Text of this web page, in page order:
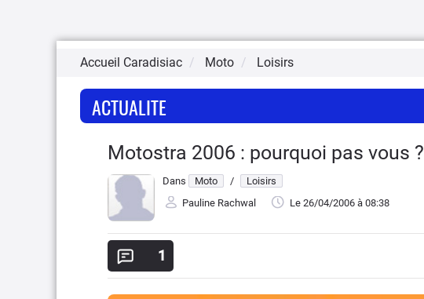
Accueil Caradisiac Moto Loisirs
ACTUALITE
Motostra 2006 : pourquoi pas vous ?
Dans Moto /
Loisirs
Pauline Rachwal
Le 26/04/2006 à 08:38
1